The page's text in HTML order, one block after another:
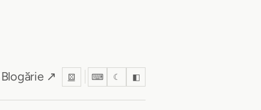
Blogărie ↗ ⚄ ⌨ ☾ ◧